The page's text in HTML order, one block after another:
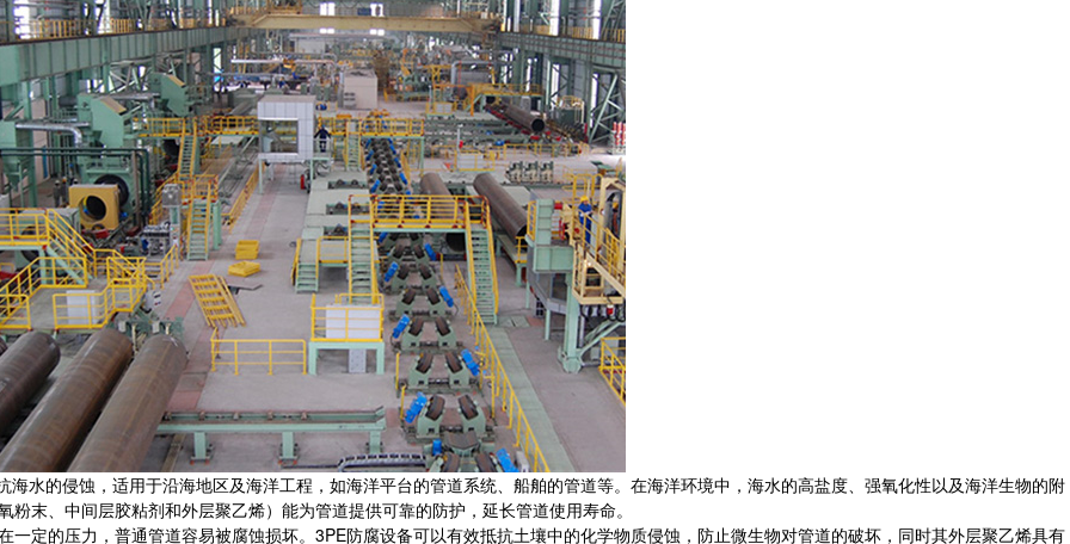
海水的侵蚀，适用于沿海地区及海洋工程，如海洋平台的管道系统、船舶的管道等。在海洋环境中，海水的高盐度、强氧化性以及海洋生物的附
末、中间层胶粘剂和外层聚乙烯）能为管道提供可靠的防护，延长管道使用寿命。
定的压力，普通管道容易被腐蚀损坏。3PE防腐设备可以有效抵抗土壤中的化学物质侵蚀，防止微生物对管道的破坏，同时其外层聚乙烯具有